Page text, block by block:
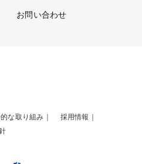
お問い合わせ
な取り組み
採用情報